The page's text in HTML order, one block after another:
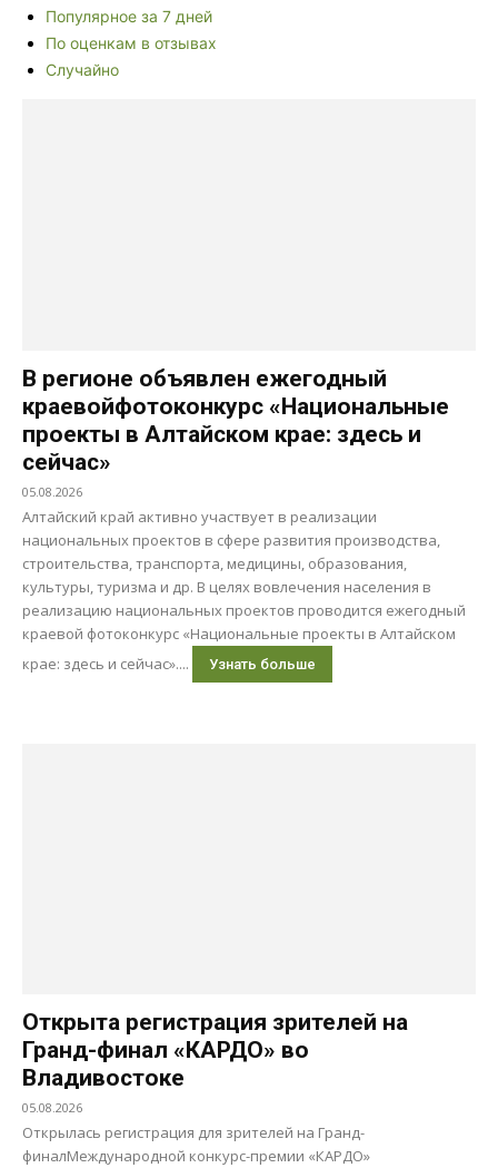
Популярное за 7 дней
По оценкам в отзывах
Случайно
В регионе объявлен ежегодный
краевойфотоконкурс «Национальные
проекты в Алтайском крае: здесь и
сейчас»
05.08.2026
Алтайский край активно участвует в реализации
национальных проектов в сфере развития производства,
строительства, транспорта, медицины, образования,
культуры, туризма и др. В целях вовлечения населения в
реализацию национальных проектов проводится ежегодный
краевой фотоконкурс «Национальные проекты в Алтайском
крае: здесь и сейчас»....
Узнать больше
Открыта регистрация зрителей на
Гранд-финал «КАРДО» во
Владивостоке
05.08.2026
Открылась регистрация для зрителей на Гранд-
финалМеждународной конкурс-премии «КАРДО»